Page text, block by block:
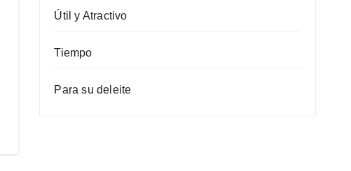
Útil y Atractivo
Tiempo
Para su deleite